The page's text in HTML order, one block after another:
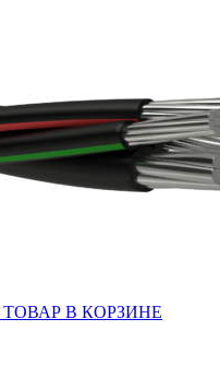
ТОВАР В КОРЗИНЕ